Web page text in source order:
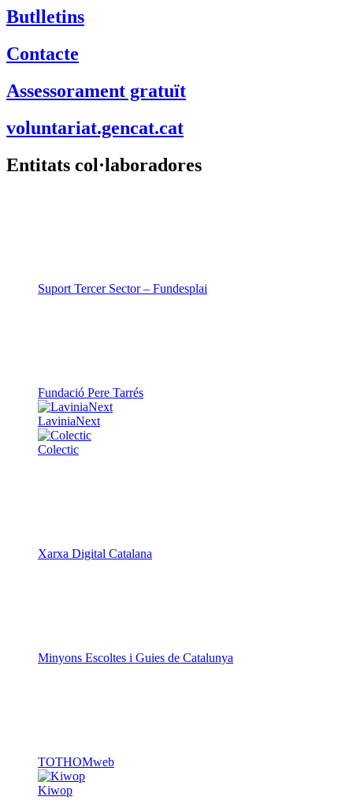
Butlletins
Contacte
Assessorament gratuït
voluntariat.gencat.cat
Entitats col·laboradores
Suport Tercer Sector – Fundesplai
Fundació Pere Tarrés
LaviniaNext
Colectic
Xarxa Digital Catalana
Minyons Escoltes i Guies de Catalunya
TOTHOMweb
Kiwop